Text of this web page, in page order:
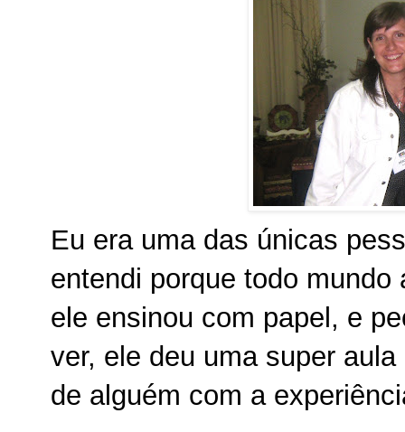
Eu era uma das únicas
entendi porque todo
ele ensinou com papel, e
ver, ele deu uma super
de alguém com a